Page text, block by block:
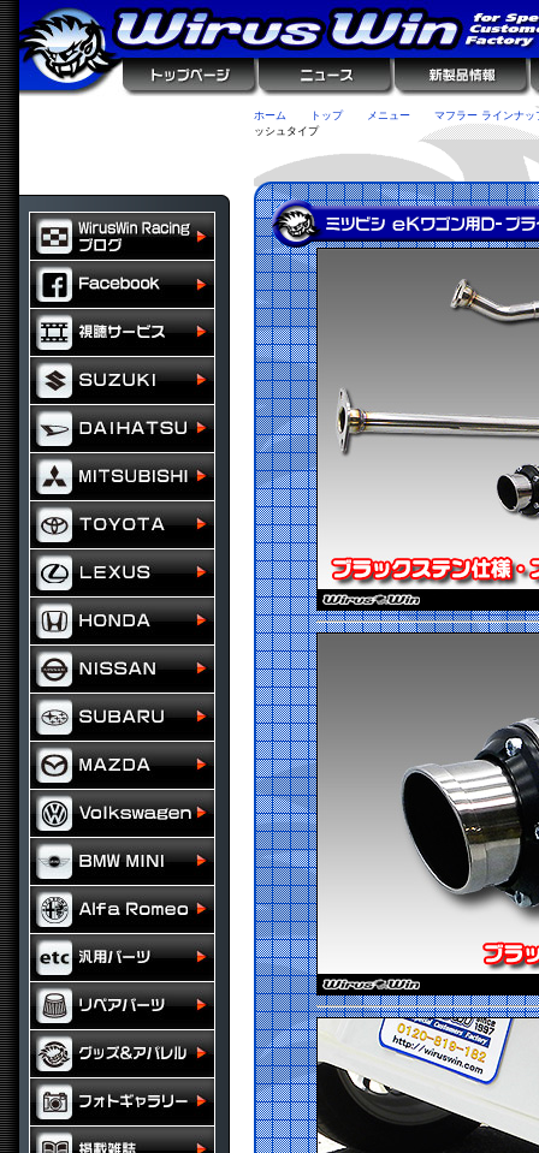
ホーム トップ メニュー
マフラー ラインナッ
ッシュタイプ